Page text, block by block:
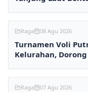
Raga 08 Agu 2026
Turnamen Voli
Kelurahan, Dorong
Raga 07 Agu 2026